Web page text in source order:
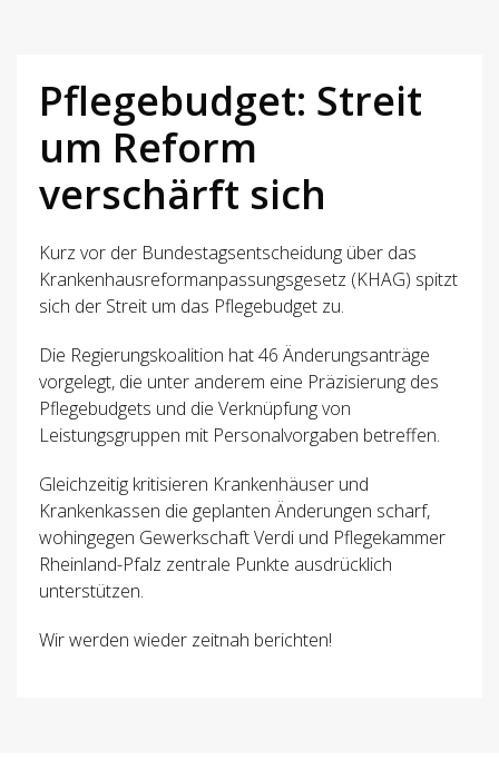
Pflegebudget: Streit
um Reform
verschärft sich
Kurz vor der Bundestagsentscheidung über das
Krankenhausreformanpassungsgesetz (KHAG) spitzt
sich der Streit um das Pflegebudget zu.
Die Regierungskoalition hat 46 Änderungsanträge
vorgelegt, die unter anderem eine Präzisierung des
Pflegebudgets und die Verknüpfung von
Leistungsgruppen mit Personalvorgaben betreffen.
Gleichzeitig kritisieren Krankenhäuser und
Krankenkassen die geplanten Änderungen scharf,
wohingegen Gewerkschaft Verdi und Pflegekammer
Rheinland-Pfalz zentrale Punkte ausdrücklich
unterstützen.
Wir werden wieder zeitnah berichten!